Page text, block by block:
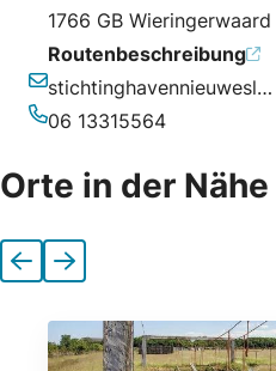
1766 GB Wieringerwaard
Routenbeschreibung
E-Mail-Adresse
stichtinghavennieuwesluis@hotmail.com
06 13315564
Orte in der Nähe
VorherigeNächste